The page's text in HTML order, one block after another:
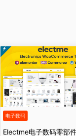
电子数码